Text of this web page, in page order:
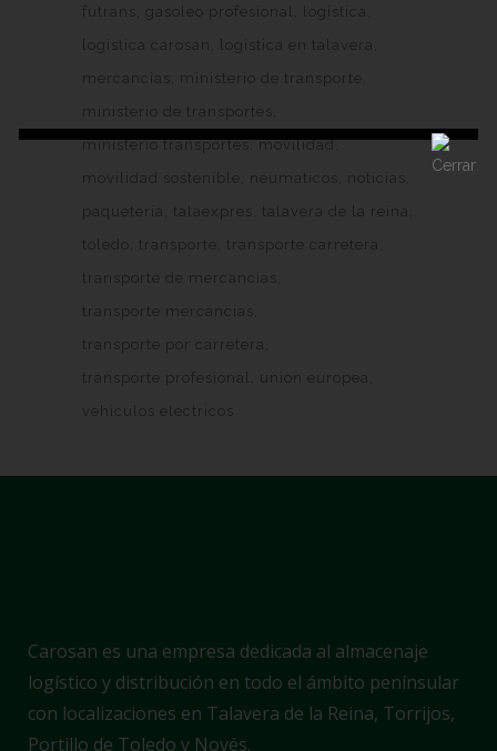
futrans
gasoleo profesional
logistica
logistica carosan
logistica en talavera
mercancias
ministerio de transporte
ministerio de transportes
ministerio transportes movilidad
movilidad sostenible
neumaticos
noticias
paqueteria
talaexpres
talavera de la reina
toledo
transporte
transporte carretera
transporte de mercancias
transporte mercancias
transporte por carretera
transporte profesional
union europea
vehiculos electricos
Carosan es una empresa dedicada al almacenaje
logístico y distribución en todo el ámbito penínsular
con localizaciones en Talavera de la Reina, Torrijos,
Portillo de Toledo y Novés.